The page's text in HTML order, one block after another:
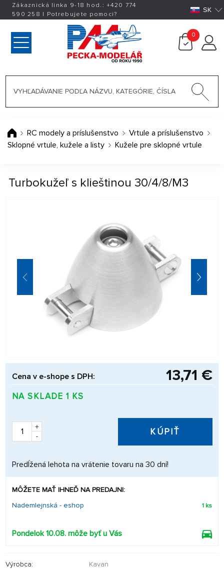
Zákaznická linka 9-18 hod.:+420 774
590 258 | Potrebujete pomoci? SK
0
RC modely a príslušenstvo
Vrtule a príslušenstvo
Sklopné vrtule, kužele a listy
Kužele pre sklopné vrtule
Turbokužeľ s klieštinou 30/4/8/M3
Cena v e-shope s DPH: 13,71 €
NA SKLADE 1 KS
+
-
KÚPIŤ
Predĺžená lehota na vrátenie tovaru na 30 dní!
MÔŽETE MAŤ IHNEĎ NA PREDAJNI:
Nademlejnská - eshop
1 ks
Pondelok 10.08. môže byť u Vás
Výrobca: Kavan